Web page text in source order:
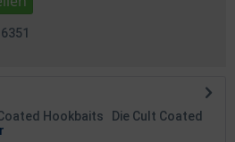
Hookbaits Die Cult Coated